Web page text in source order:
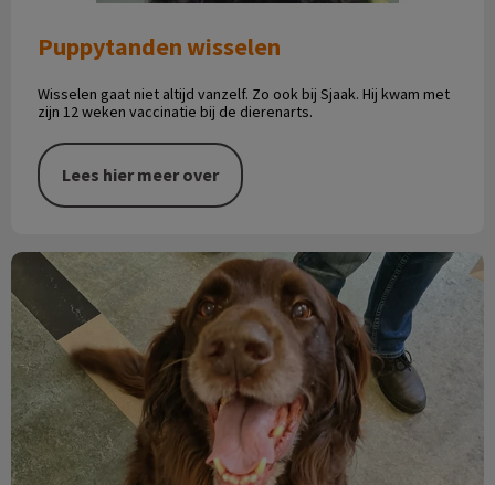
Puppytanden wisselen
Wisselen gaat niet altijd vanzelf. Zo ook bij Sjaak. Hij kwam met
zijn 12 weken vaccinatie bij de dierenarts.
Lees hier meer over
Met stokken spelen